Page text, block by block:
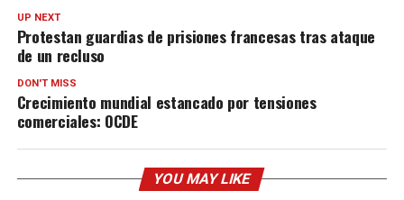
UP NEXT
Protestan guardias de prisiones francesas tras ataque
de un recluso
DON'T MISS
Crecimiento mundial estancado por tensiones
comerciales: OCDE
YOU MAY LIKE